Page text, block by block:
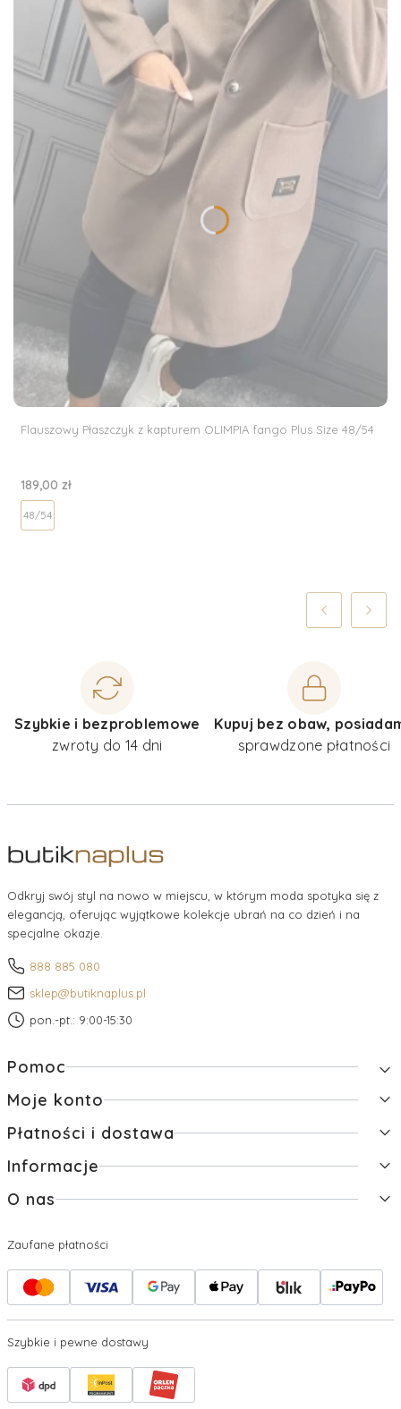
Flauszowy Płaszczyk z kapturem OLIMPIA fango Plus Size 48/54
Cena
189,00 zł
48/54
Szybkie i bezproblemowe
zwroty do 14 dni
Kupuj bez obaw,
sprawdzone płatności
Odkryj swój styl na nowo w miejscu, w którym moda spotyka się z
elegancją, oferując wyjątkowe kolekcje ubrań na co dzień i na
specjalne okazje.
888 885 080
sklep@butiknaplus.pl
pon.-pt.: 9:00-15:30
Linki w stopce
Pomoc
Zwroty i reklamacje
Regulamin
Raty
Moje konto
Twoje zamówienia
Przechowalnia
Płatności i dostawa
Formy płatności
Czas realizacji zamówienia
Informacje
Polityka prywatności
O nas
O firmie
Nagrody i wyróżnienia
Zaufane płatności
Szybkie i pewne dostawy